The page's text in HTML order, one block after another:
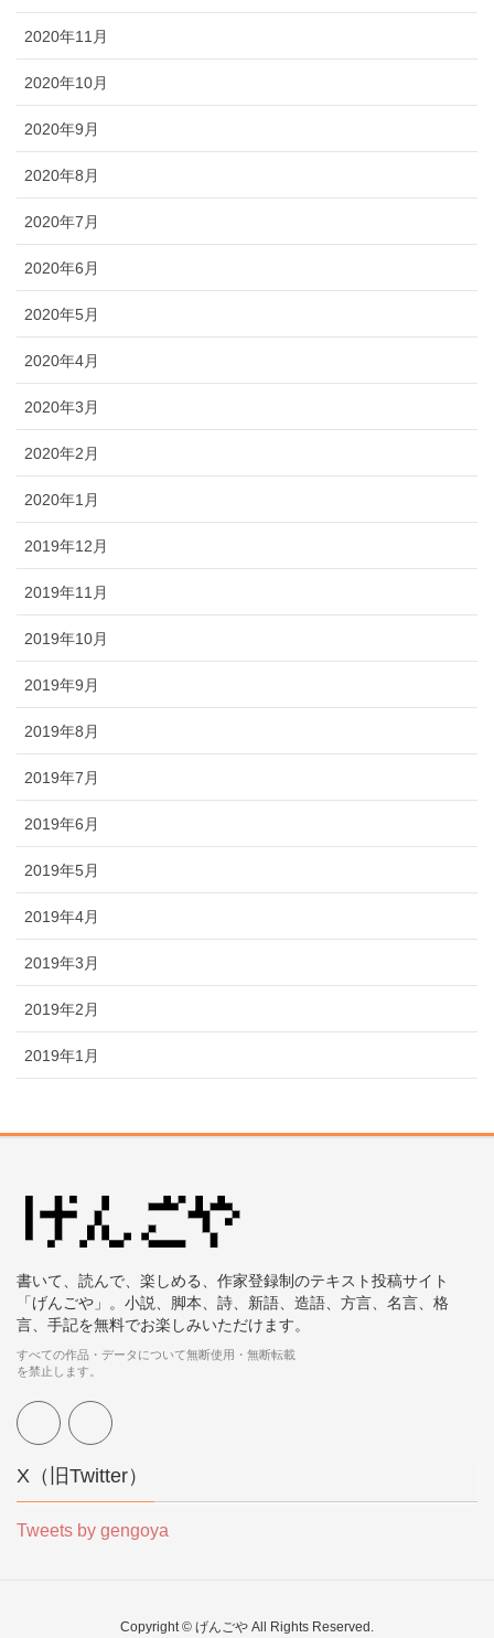
2020年11月
2020年10月
2020年9月
2020年8月
2020年7月
2020年6月
2020年5月
2020年4月
2020年3月
2020年2月
2020年1月
2019年12月
2019年11月
2019年10月
2019年9月
2019年8月
2019年7月
2019年6月
2019年5月
2019年4月
2019年3月
2019年2月
2019年1月
書いて、読んで、楽しめる、作家登録制のテキスト投稿サイト
「げんごや」。小説、脚本、詩、新語、造語、方言、名言、格
言、手記を無料でお楽しみいただけます。
すべての作品・データについて無断使用・無断転載
を禁止します。
X（旧Twitter）
Tweets by gengoya
Copyright © げんごや All Rights Reserved.